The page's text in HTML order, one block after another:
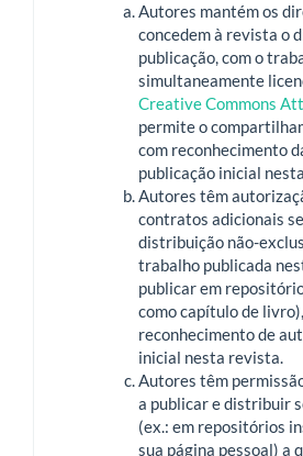
Autores mantém os
concedem à revista o
publicação, com o
simultaneamente
Creative Commons
permite o
com reconhecimento
publicação inicial
Autores têm
contratos adicionais
distribuição não-
trabalho publicada
publicar em
como capítulo de
reconhecimento de
inicial nesta revista.
Autores têm
a publicar e distribuir
(ex.: em repositórios
sua página pessoal) a